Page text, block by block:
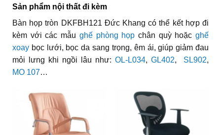
Sản phẩm nội thất đi kèm
Bàn họp tròn DKFBH121 Đức Khang có thể kết hợp đi
kèm với các mẫu ghế phòng họp chân quỳ hoặcghế
xoaybọc lưới, bọc da sang trọng, êm ái, giúp giảm đau
mỏi lưng khi ngồi lâu như: OL-L034,GL402, SL902,
MO 107…